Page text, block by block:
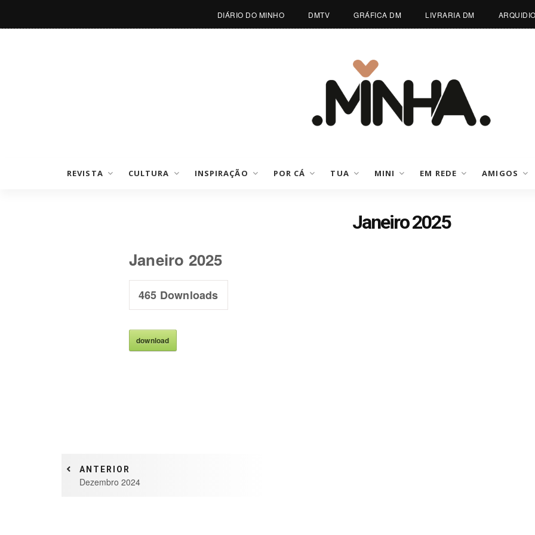
DIÁRIO DO MINHO DMTV GRÁFICA DM LIVRARIA DM
REVISTA CULTURA INSPIRAÇÃO POR CÁ TUA MINI EM REDE AMIGOS
Janeiro 2025
Janeiro 2025
465 Downloads
download
ANTERIOR
Dezembro 2024